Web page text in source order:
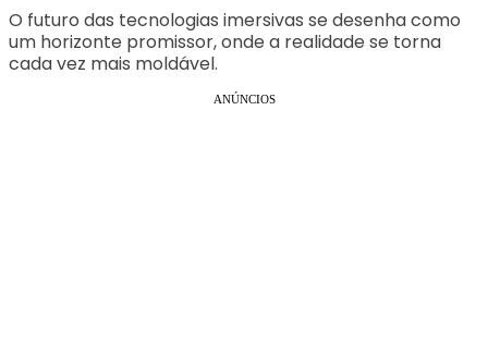
O futuro das tecnologias imersivas se desenha como
um horizonte promissor, onde a realidade se torna
cada vez mais moldável.
ANÚNCIOS